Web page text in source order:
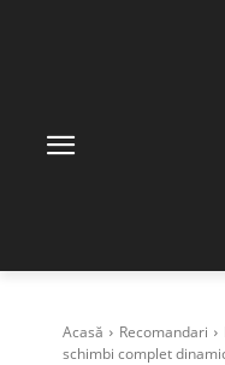
Acasă Recomandari
schimbi complet